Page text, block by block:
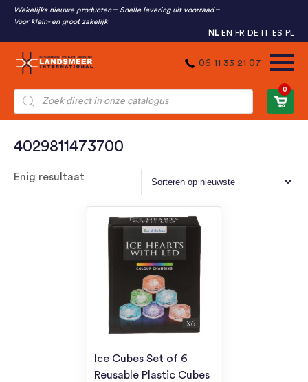
Wekelijks nieuwe producten
Snelle levering uit voorraad
Voor klein- en groot zakelijk
NL EN FR DE IT ES PL
06 11 33 21 07
Producten
zoeken
0
4029811473700
Enig resultaat
Ice Cubes Set of 6
Reusable Plastic Cubes